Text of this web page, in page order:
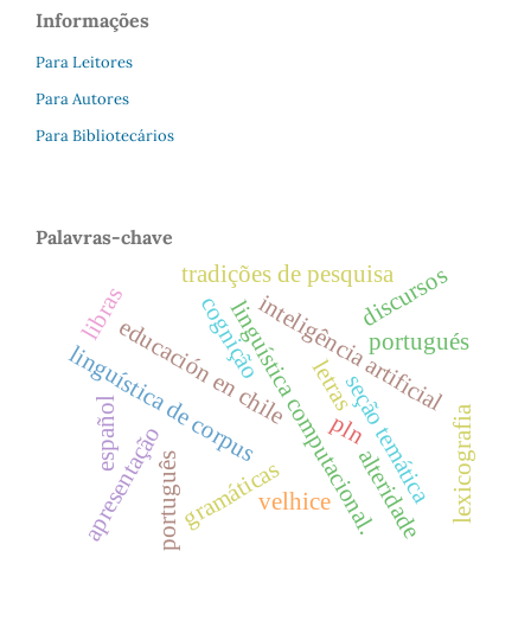
Informações
Para Leitores
Para Autores
Para Bibliotecários
Palavras-chave
linguística de corpuslinguística computacional.
inteligência artificial
letras
apresentação seção temática
cognição
tradições de pesquisa
educación en chile
gramáticas
portugués
español
português
libras
lexicografia
pln
velhice alteridade
discursos